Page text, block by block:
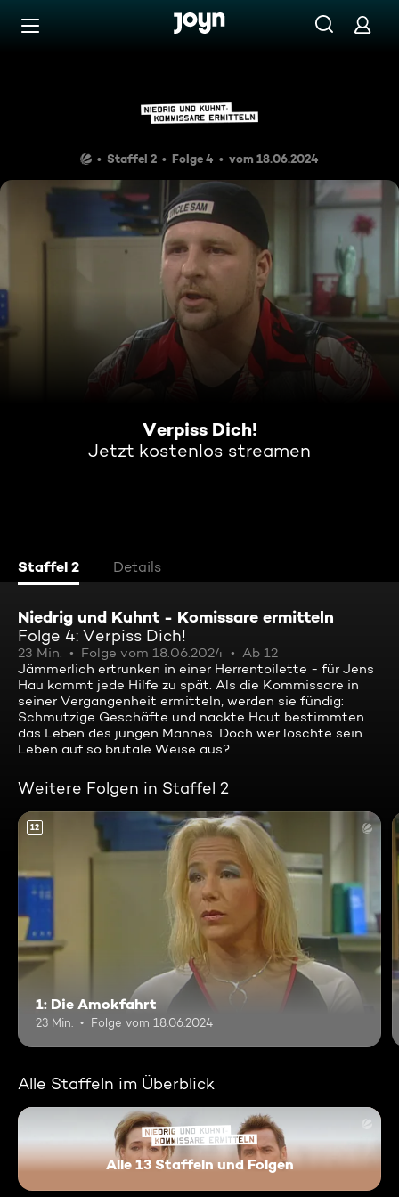
Zum Inhalt springen
Staffel 2 Folge 4 vom 18.06.2024
Verpiss Dich!
Jetzt kostenlos streamen
Staffel 2 Details
Niedrig und Kuhnt - Komissare ermitteln
Folge 4: Verpiss Dich!
23 Min. Folge vom 18.06.2024
Ab 12
Jämmerlich ertrunken in einer Herrentoilette - für Jens
Hau kommt jede Hilfe zu spät. Als die Kommissare in
seiner Vergangenheit ermitteln, werden sie fündig:
Schmutzige Geschäfte und nackte Haut bestimmten
das Leben des jungen Mannes. Doch wer löschte sein
Leben auf so brutale Weise aus?
Weitere Folgen in Staffel 2
12
1: Die Amokfahrt
23 Min. Folge vom 18.06.2024
Alle Staffeln im Überblick
Niedrig und Kuhnt -
Alle 13 Staffeln und Folgen